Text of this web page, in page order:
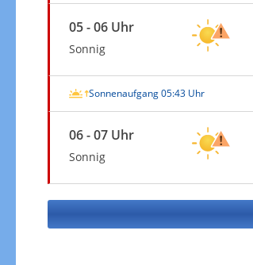
05 - 06 Uhr
Sonnig
Sonnenaufgang 05:43 Uhr
06 - 07 Uhr
Sonnig